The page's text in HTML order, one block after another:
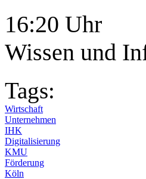
16:20 Uhr
Wissen und
Tags:
Wirtschaft
Unternehmen
IHK
Digitalisierung
KMU
Förderung
Köln